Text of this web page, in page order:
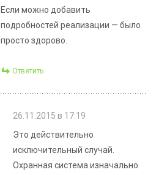
Если можно добавить
подробностей реализации — было
просто здорово.
Ответить
26.11.2015 в 17:19
Это действительно
исключительный случай.
Охранная система изначально